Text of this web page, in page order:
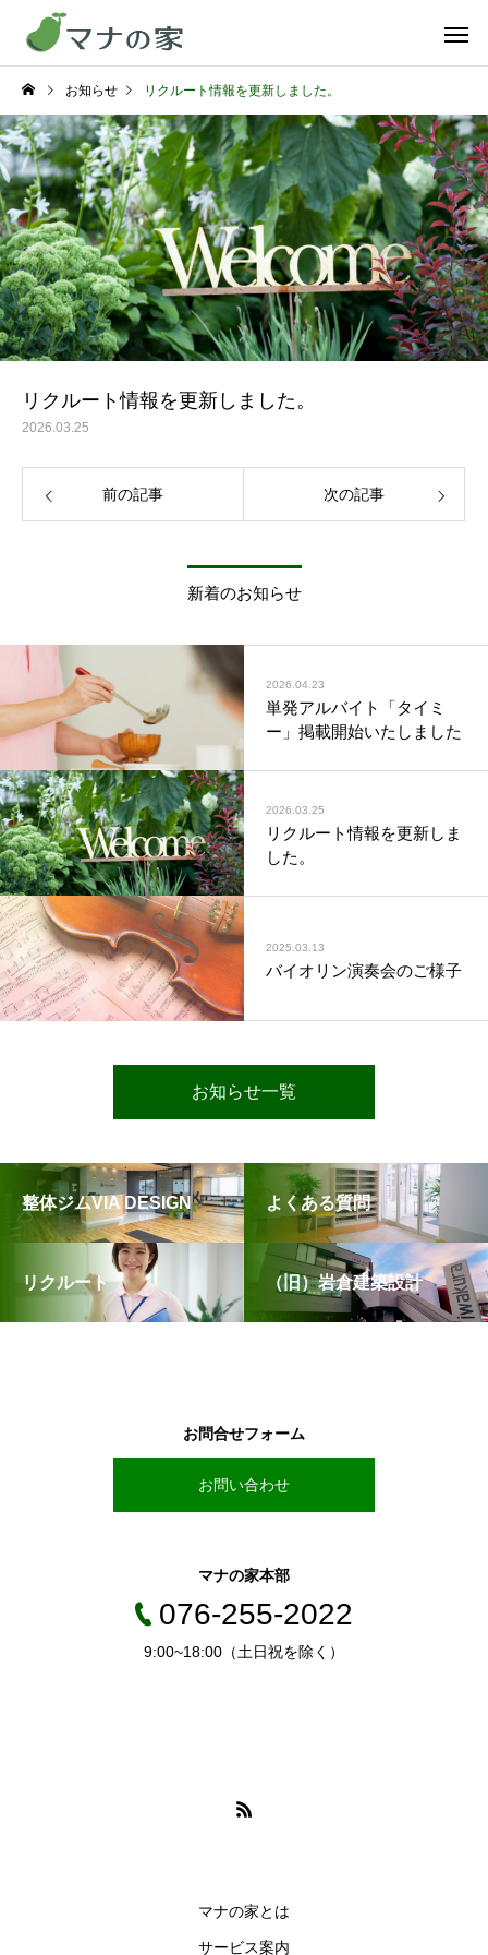
お知らせ リクルート情報を更新しました。
リクルート情報を更新しました。
2026.03.25
前の記事 次の記事
新着のお知らせ
2026.04.23
単発アルバイト「タイミ
ー」掲載開始いたしました
2026.03.25
リクルート情報を更新しま
した。
2025.03.13
バイオリン演奏会のご様子
お知らせ一覧
整体ジムVIA DESIGN よくある質問
リクルート （旧）岩倉建築設計
お問合せフォーム
お問い合わせ
マナの家本部
076-255-2022
9:00~18:00（土日祝を除く）
マナの家とは
サービス案内